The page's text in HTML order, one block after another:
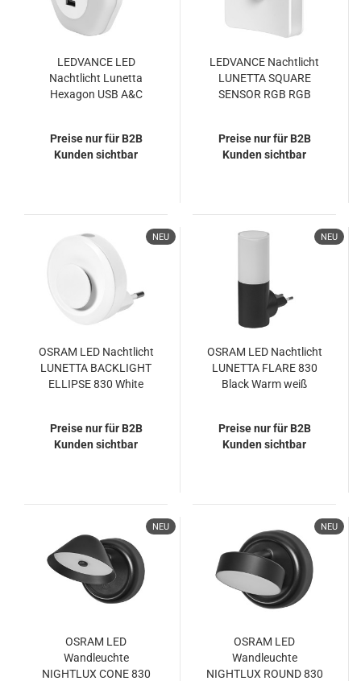
LEDVANCE LED
Nachtlicht Lunetta
Hexagon USB A&C
4099854090264
Preise nur für B2B
Kunden sichtbar
LEDVANCE Nachtlicht
LUNETTA SQUARE
SENSOR RGB RGB
4058075759282
Preise nur für B2B
Kunden sichtbar
NEU
OSRAM LED Nachtlicht
LUNETTA BACKLIGHT
ELLIPSE 830 White
Preise nur für B2B
Kunden sichtbar
NEU
OSRAM LED Nachtlicht
LUNETTA FLARE 830
Black Warm weiß
Preise nur für B2B
Kunden sichtbar
NEU
OSRAM LED
Wandleuchte
NIGHTLUX CONE 830
NEU
OSRAM LED
Wandleuchte
NIGHTLUX ROUND 830